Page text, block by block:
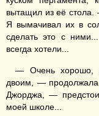
вытащил из её стола.
Я вымачивал их в
сделать это с
всегда хотели...
— Очень хорошо,
двоим, — продолжала
Джорджа, —
моей школе...